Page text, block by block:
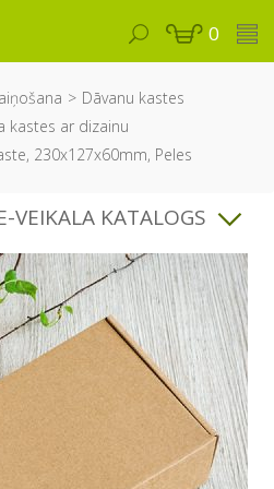
0
Dāvanu kastes
kastes ar dizainu
230x127x60mm, Peles
VEIKALA KATALOGS